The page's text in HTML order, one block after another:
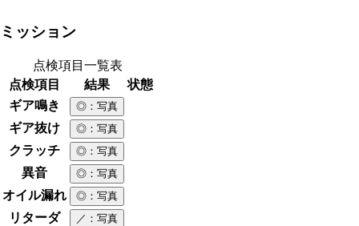
ミッション
点検項目一覧表
点検項目
結果
状態
ギア鳴き
◎ ：写真
ギア抜け ◎ ：写真
クラッチ ◎ ：写真
異音 ◎ ：写真
オイル漏れ ◎ ：写真
リターダ ／ ：写真